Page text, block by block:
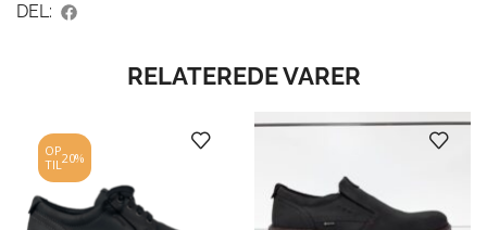
DEL:
RELATEREDE VARER
OP
TIL20%